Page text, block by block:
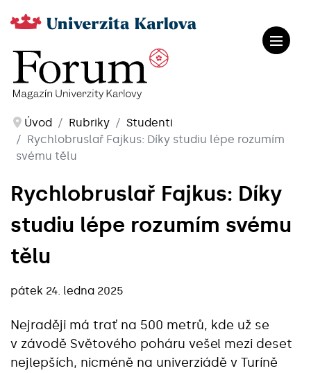
Úvod Rubriky
Studenti
Rychlobruslař Fajkus: Díky studiu lépe rozumím
svému tělu
Rychlobruslař Fajkus: Díky
studiu lépe rozumím svému
tělu
pátek 24. ledna 2025
Nejraději má trať na 500 metrů, kde už se
v závodě Světového poháru vešel mezi deset
nejlepších, nicméně na univerziádě v Turíně